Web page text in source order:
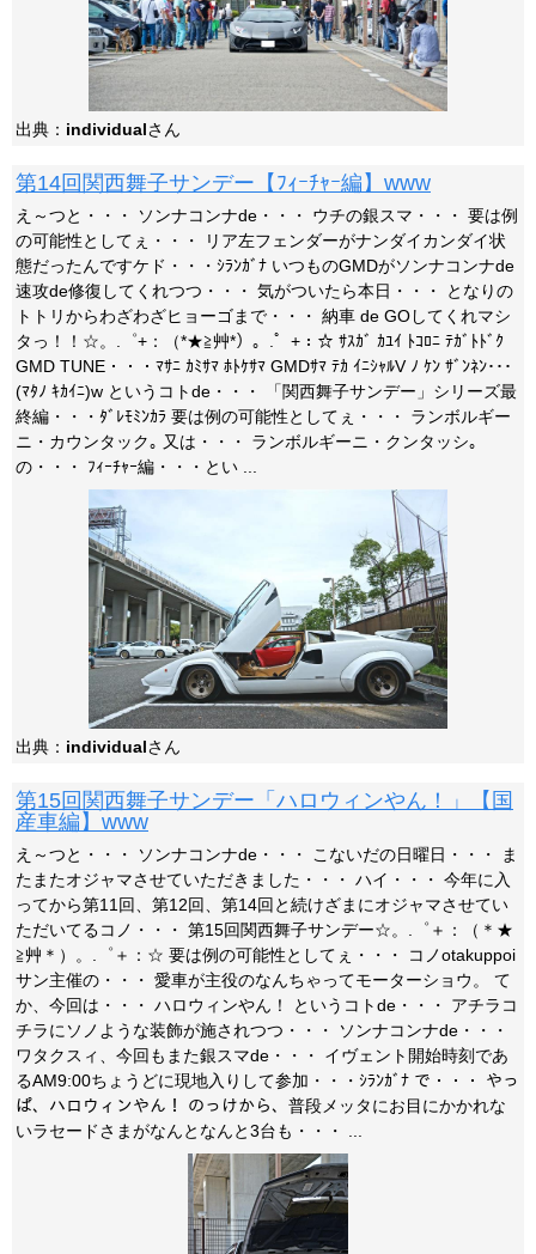
出典： individualさん
第14回関西舞子サンデー【ﾌｨｰﾁｬｰ編】www
え～つと・・・ ソンナコンナde・・・ ウチの銀スマ・・・ 要は例
の可能性としてぇ・・・ リア左フェンダーがナンダイカンダイ状
態だったんですケド・・・ｼﾗﾝｶﾞﾅ いつものGMDがソンナコンナde
速攻de修復してくれつつ・・・ 気がついたら本日・・・ となりの
トトリからわざわざヒョーゴまで・・・ 納車 de GOしてくれマシ
タっ！！☆。.゜+：（*★≧艸*）。.゜+：☆ ｻｽｶﾞ ｶﾕｲ ﾄｺﾛﾆ ﾃｶﾞﾄﾄﾞｸ
GMD TUNE・・・ﾏｻﾆ ｶﾐｻﾏ ﾎﾄｹｻﾏ GMDｻﾏ ﾃｶ ｲﾆｼｬﾙV ﾉ ｹﾝ ｻﾞﾝﾈﾝ･･･
(ﾏﾀﾉ ｷｶｲﾆ)w というコトde・・・ 「関西舞子サンデー」シリーズ最
終編・・・ﾀﾞﾚﾓﾐﾝｶﾗ 要は例の可能性としてぇ・・・ ランボルギー
ニ・カウンタック｡ 又は・・・ ランボルギーニ・クンタッシ｡
の・・・ ﾌｨｰﾁｬｰ編・・・とい ...
出典： individualさん
第15回関西舞子サンデー「ハロウィンやん！」【国
産車編】www
え～つと・・・ ソンナコンナde・・・ こないだの日曜日・・・ ま
たまたオジャマさせていただきました・・・ ハイ・・・ 今年に入
ってから第11回、第12回、第14回と続けざまにオジャマさせてい
ただいてるコノ・・・ 第15回関西舞子サンデー☆。.゜＋：（＊★
≧艸＊）。.゜＋：☆ 要は例の可能性としてぇ・・・ コノotakuppoi
サン主催の・・・ 愛車が主役のなんちゃってモーターショウ。 て
か、今回は・・・ ハロウィンやん！ というコトde・・・ アチラコ
チラにソノような装飾が施されつつ・・・ ソンナコンナde・・・
ワタクスィ、今回もまた銀スマde・・・ イヴェント開始時刻であ
るAM9:00ちょうどに現地入りして参加・・・ｼﾗﾝｶﾞﾅ で・・・ やっ
ぱ、ハロウィンやん！ のっけから、普段メッタにお目にかかれな
いラセードさまがなんとなんと3台も・・・ ...